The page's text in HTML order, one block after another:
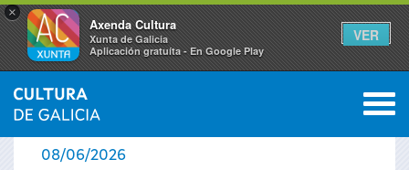
×
Axenda Cultura
Xunta de Galicia
Aplicación gratuíta - En Google Play
VER
Vostede
INICIO › ACTUALIDADE 0
08/06/2026